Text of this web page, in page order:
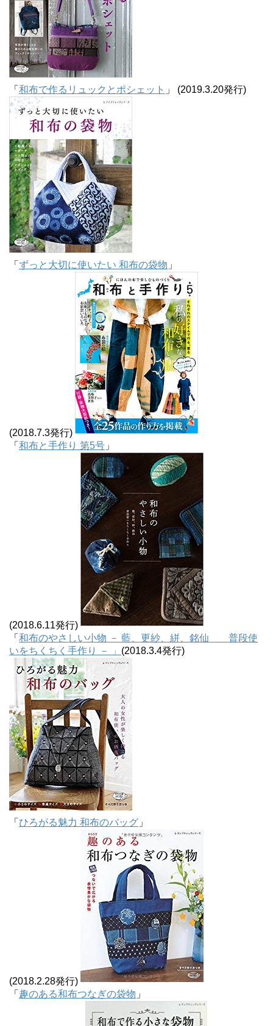
「 和布で作るリュックとポシェット 」 (2019.3.20発行)
「 ずっと大切に使いたい 和布の袋物 」
(2018.7.3発行)
「 和布と手作り 第5号 」
(2018.6.11発行)
「 和布のやさしい小物 － 藍、更紗、絣、銘仙 普段使
いをちくちく手作り － 」 (2018.3.4発行)
「 ひろがる魅力 和布のバッグ 」
(2018.2.28発行)
「 趣のある和布つなぎの袋物 」